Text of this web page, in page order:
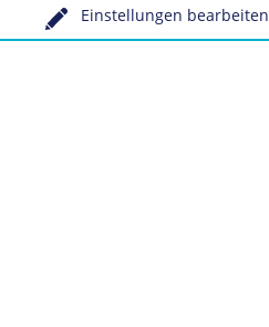
Einstellungen bearbeiten